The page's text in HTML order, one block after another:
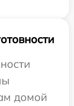
домой